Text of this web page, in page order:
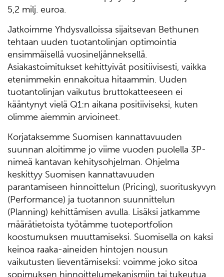
5,2 milj. euroa.
Jatkoimme Yhdysvalloissa sijaitsevan Bethunen
tehtaan uuden tuotantolinjan optimointia
ensimmäisellä vuosineljänneksellä.
Asiakastoimitukset kehittyivät positiivisesti, vaikka
etenimmekin ennakoitua hitaammin. Uuden
tuotantolinjan vaikutus bruttokatteeseen ei
kääntynyt vielä Q1:n aikana positiiviseksi, kuten
olimme aiemmin arvioineet.
Korjataksemme Suomisen kannattavuuden
suunnan aloitimme jo viime vuoden puolella 3P-
nimeä kantavan kehitysohjelman. Ohjelma
keskittyy Suomisen kannattavuuden
parantamiseen hinnoittelun (Pricing), suorituskyvyn
(Performance) ja tuotannon suunnittelun
(Planning) kehittämisen avulla. Lisäksi jatkamme
määrätietoista työtämme tuoteportfolion
koostumuksen muuttamiseksi. Suomisella on kaksi
keinoa raaka-aineiden hintojen nousun
vaikutusten lieventämiseksi: voimme joko sitoa
sopimuksen hinnoittelumekanismiin tai tukeutua